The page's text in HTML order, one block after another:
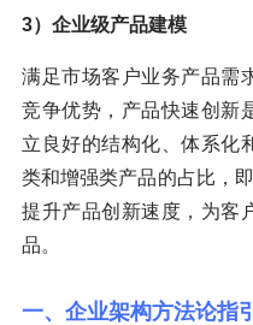
3）企业级产品建模
满足市场客户业务产品需
竞争优势，产品快速创新
立良好的结构化、体系化
类和增强类产品的占比，
提升产品创新速度，为客
品。
一、企业架构方法论指